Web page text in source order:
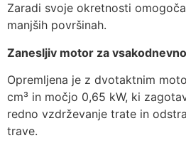
Zaradi svoje okretnosti
manjših površinah.
Zanesljiv motor za
Opremljena je z dvotaktnim
cm³ in močjo 0,65 kW, ki
redno vzdrževanje trate in
trave.